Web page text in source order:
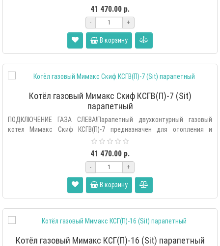
41 470.00 р.
- +
В корзину
Котёл газовый Мимакс Скиф КСГВ(П)-7 (Sit)
парапетный
ПОДКЛЮЧЕНИЕ ГАЗА СЛЕВА!Парапетный двухконтурный газовый
котел Мимакс Скиф КСГВ(П)-7 предназначен для отопления и
41 470.00 р.
- +
В корзину
Котёл газовый Мимакс КСГ(П)-16 (Sit) парапетный